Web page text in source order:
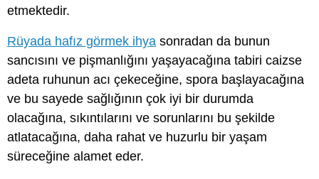
etmektedir.
Rüyada hafız görmek ihya sonradan da bunun
sancısını ve pişmanlığını yaşayacağına tabiri caizse
adeta ruhunun acı çekeceğine, spora başlayacağına
ve bu sayede sağlığının çok iyi bir durumda
olacağına, sıkıntılarını ve sorunlarını bu şekilde
atlatacağına, daha rahat ve huzurlu bir yaşam
süreceğine alamet eder.